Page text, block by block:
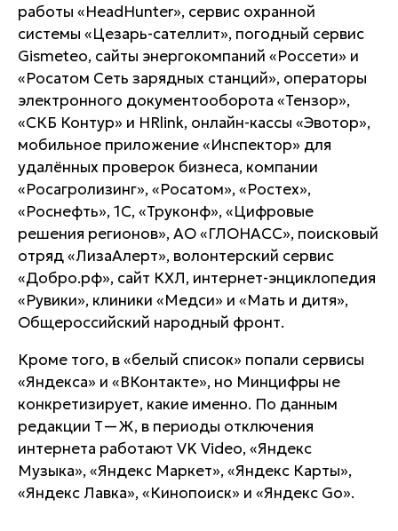
работы «HeadHunter», сервис охранной
системы «Цезарь-сателлит», погодный сервис
Gismeteo, сайты энергокомпаний «Россети» и
«Росатом Сеть зарядных станций», операторы
электронного документооборота «Тензор»,
«СКБ Контур» и HRlink, онлайн-кассы «Эвотор»,
мобильное приложение «Инспектор» для
удалённых проверок бизнеса, компании
«Росагролизинг», «Росатом», «Ростех»,
«Роснефть», 1С, «Труконф», «Цифровые
решения регионов», АО «ГЛОНАСС», поисковый
отряд «ЛизаАлерт», волонтерский сервис
«Добро.рф», сайт КХЛ, интернет-энциклопедия
«Рувики», клиники «Медси» и «Мать и дитя»,
Общероссийский народный фронт.
Кроме того, в «белый список» попали сервисы
«Яндекса» и «ВКонтакте», но Минцифры не
конкретизирует, какие именно. По данным
редакции Т—Ж, в периоды отключения
интернета работают VK Video, «Яндекс
Музыка», «Яндекс Маркет», «Яндекс Карты»,
«Яндекс Лавка», «Кинопоиск» и «Яндекс Go».